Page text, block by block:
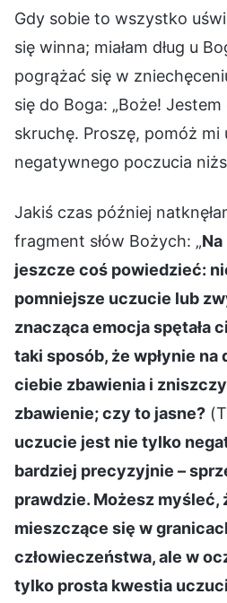
Gdy sobie to wszystko
się winna; miałam dług u
pogrążać się w
się do Boga: „Boże!
skruchę. Proszę, pomóż
negatywnego poczucia
Jakiś czas później
fragment słów Bożych: „
jeszcze coś powiedzieć:
pomniejsze uczucie lub
znacząca emocja spętała
taki sposób, że wpłynie
ciebie zbawienia i
zbawienie; czy to jasne?
uczucie jest nie tylko
bardziej precyzyjnie –
prawdzie. Możesz
mieszczące się w
człowieczeństwa, ale w
tylko prosta kwestia